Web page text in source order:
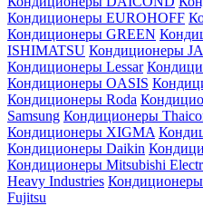
Кондиционеры EUROHOFF
Кондиционеры GREEN
ISHIMATSU Кондиционеры
Кондиционеры Lessar
Кондиционеры OASIS
Кондиционеры Roda
Samsung Кондиционеры
Кондиционеры XIGMA
Кондиционеры Daikin
Кондиционеры Mitsubishi
Heavy Industries
Fujitsu